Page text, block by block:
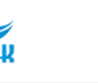
Fan erzwungene